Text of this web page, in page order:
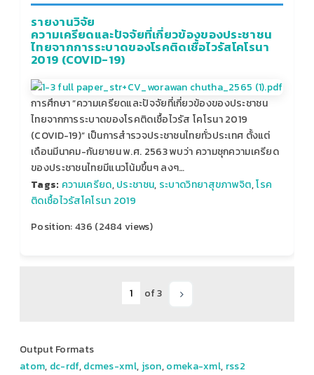
รายงานวิจัย
ความเครียดและปัจจัยที่เกี่ยวข้องของประชาชน
ไทยจากการระบาดของโรคติดเชื้อไวรัสโคโรนา
2019 (COVID-19)
การศึกษา “ความเครียดและปัจจัยที่เกี่ยวข้องของประชาชน
ไทยจากการระบาดของโรคติดเชื้อไวรัส โคโรนา 2019
(COVID-19)” เป็นการสํารวจประชาชนไทยทั่วประเทศ ตั้งแต่
เดือนมีนาคม-กันยายน พ.ศ. 2563 พบว่า ความชุกความเครียด
ของประชาชนไทยมีแนวโน้มขึ้นๆ ลงๆ…
Tags: ความเครียด,ประชาชน, ระบาดวิทยาสุขภาพจิต,โรค
ติดเชื้อไวรัสโคโรนา 2019
Position:436 (2484views)
of 3
Output Formats
atom, dc-rdf,dcmes-xml, json,omeka-xml, rss2